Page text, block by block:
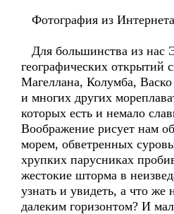
Фотография из
Для большинства из нас
географических открытий
Магеллана, Колумба,
и многих других
которых есть и немало
Воображение рисует нам
морем, обветренных
хрупких парусниках
жестокие шторма в
узнать и увидеть, а что же
далеким горизонтом? И